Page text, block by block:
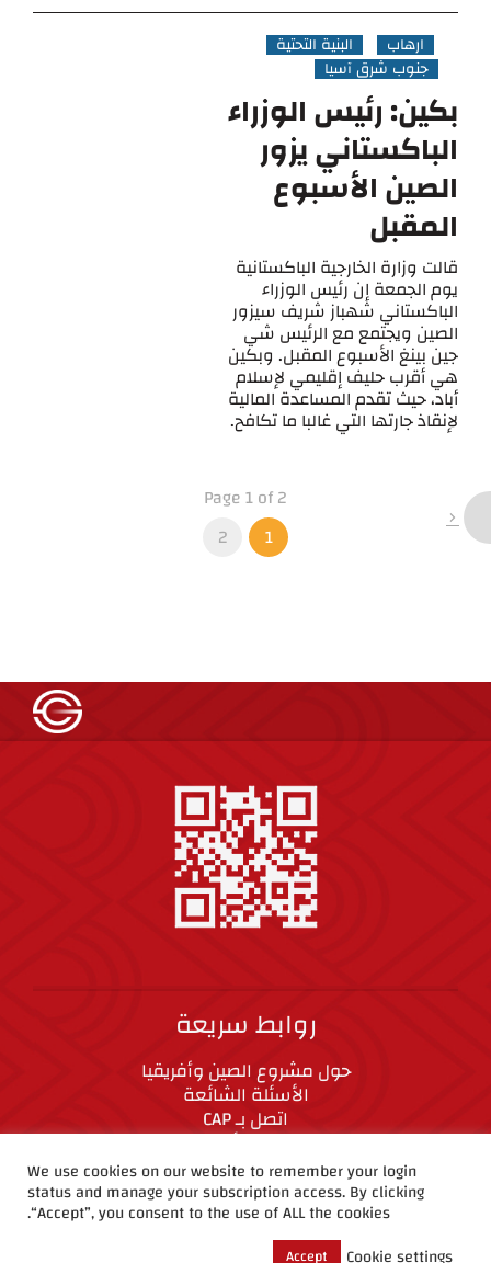
ارهاب
البنية التحتية
جنوب شرق آسيا
بكين: رئيس الوزراء
الباكستاني يزور
الصين الأسبوع
المقبل
قالت وزارة الخارجية الباكستانية
يوم الجمعة إن رئيس الوزراء
الباكستاني شهباز شريف سيزور
الصين ويجتمع مع الرئيس شي
جين بينغ الأسبوع المقبل. وبكين
هي أقرب حليف إقليمي لإسلام
أباد، حيث تقدم المساعدة المالية
لإنقاذ جارتها التي غالبا ما تكافح.
Page 1 of 2
1
2
روابط سريعة
حول مشروع الصين وأفريقيا
الأسئلة الشائعة
اتصل بـ CAP
المعايير الأخلاقية
We use cookies on our website to remember your login
status and manage your subscription access. By clicking
“Accept”, you consent to the use of ALL the cookies.
Cookie settings
Accept